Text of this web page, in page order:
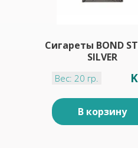
Сигареты BOND
SILVER
Вес: 20 гр.
В корзину